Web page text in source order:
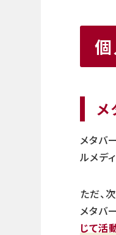
メ
メタバ
ルメデ
ただ、
メタバ
じて活